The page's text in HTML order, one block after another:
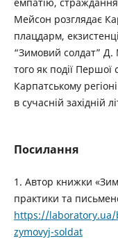
Мейсон розглядає
плацдарм,
“Зимовий солдат”
того як події Першої
Карпатському
в сучасній західній
Посилання
1. Автор книжки
практики та
https://
zymovyj-soldat